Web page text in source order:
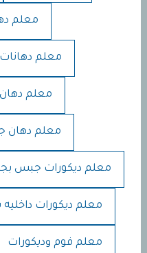
معلم
معلم دهانات
معلم دهان
معلم دهان
معلم ديكورات جبس
معلم ديكورات داخليه
معلم فوم وديكورات